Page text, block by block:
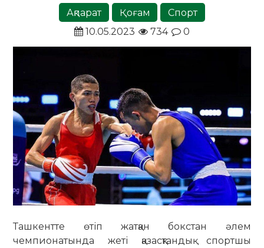
Ақпарат Қоғам
Спорт
10.05.2023
734 0
Ташкентте өтіп жатқан бокстан әлем
чемпионатында жеті қазасқтандық спортшы